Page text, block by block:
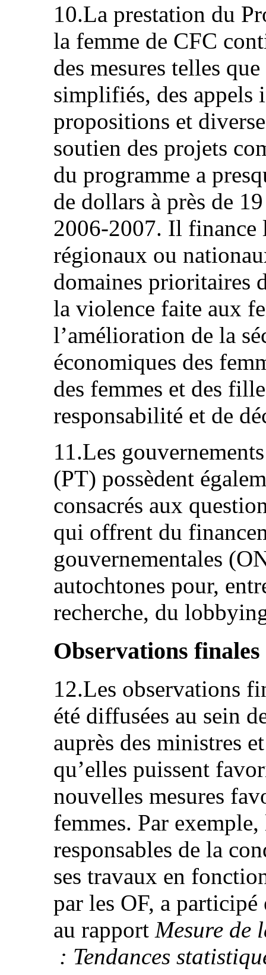
10.La prestation du
la femme de CFC
des mesures telles
simplifiés, des appels
propositions et
soutien des projets
du programme a
de dollars à près de
2006‑2007. Il finance
régionaux ou
domaines prioritaires
la violence faite aux
l’amélioration de la
économiques des
des femmes et des
responsabilité et de
11.Les
(PT) possèdent
consacrés aux
qui offrent du
gouvernementales
autochtones pour,
recherche, du
Observations finales
12.Les observations
été diffusées au sein
auprès des ministres
qu’elles puissent
nouvelles mesures
femmes. Par
responsables de la
ses travaux en
par les OF, a
au rapport Mesure de
: Tendances